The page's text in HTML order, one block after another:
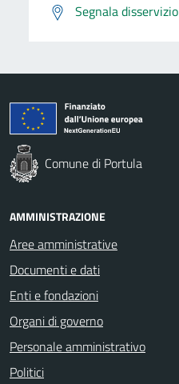
Segnala disservizio
Comune di Portula
AMMINISTRAZIONE
Aree amministrative
Documenti e dati
Enti e fondazioni
Organi di governo
Personale amministrativo
Politici